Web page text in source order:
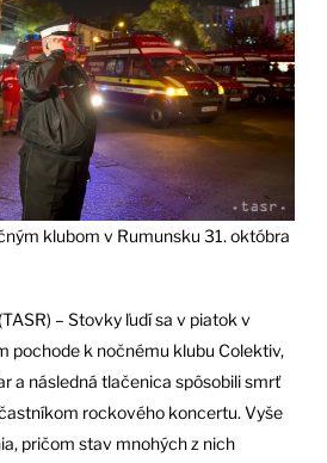
klubom v Rumunsku 31. októbra
– Stovky ľudí sa v piatok v
pochode k nočnému klubu Colektiv,
a následná tlačenica spôsobili smrť
rockového koncertu. Vyše
pričom stav mnohých z nich